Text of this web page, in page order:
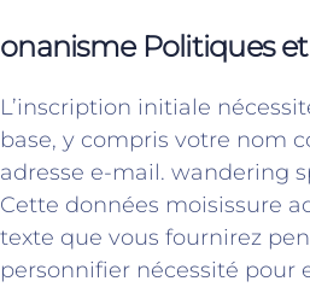
onanisme Politiques
L’inscription initiale
base, y compris votre nom
adresse e-mail. wandering
Cette données moisissure
texte que vous fournirez
personnifier nécessité pour